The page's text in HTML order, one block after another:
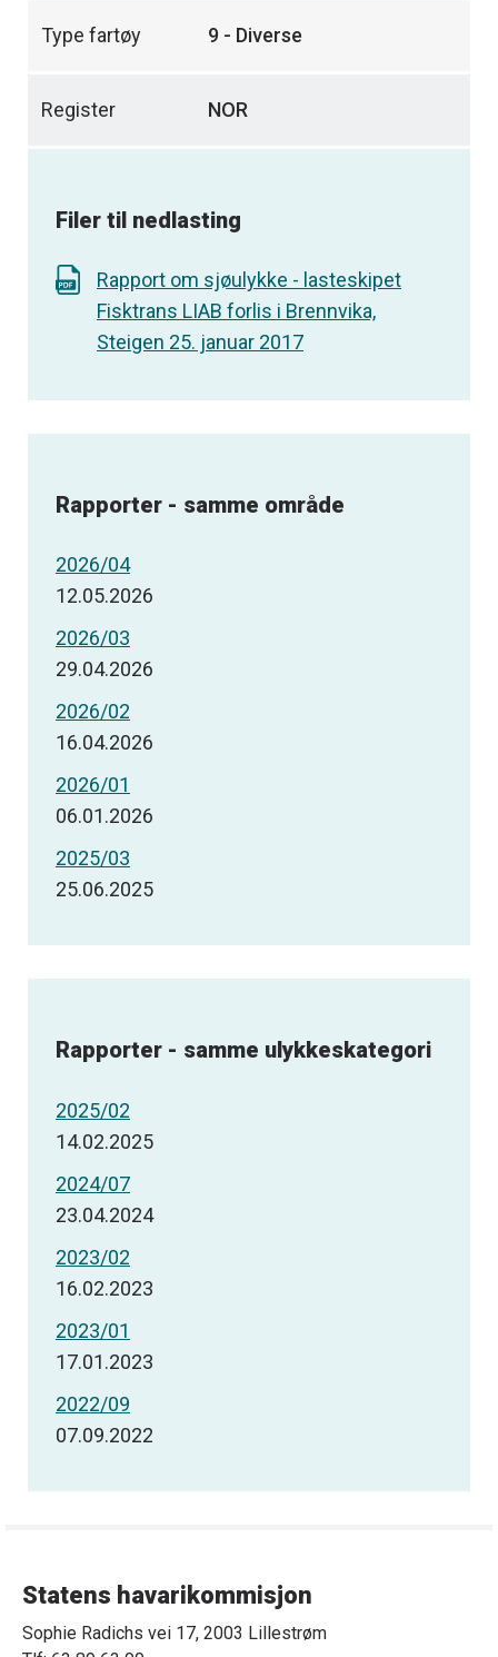
Type fartøy 9 - Diverse
Register NOR
Filer til nedlasting
Rapport om sjøulykke - lasteskipet
Fisktrans LIAB forlis i Brennvika,
Steigen 25. januar 2017
Rapporter - samme område
2026/04
12.05.2026
2026/03
29.04.2026
2026/02
16.04.2026
2026/01
06.01.2026
2025/03
25.06.2025
Rapporter - samme ulykkeskategori
2025/02
14.02.2025
2024/07
23.04.2024
2023/02
16.02.2023
2023/01
17.01.2023
2022/09
07.09.2022
Statens havarikommisjon
Sophie Radichs vei 17, 2003 Lillestrøm